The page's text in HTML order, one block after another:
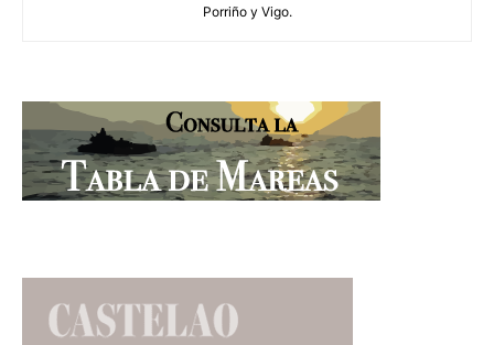
Porriño y Vigo.